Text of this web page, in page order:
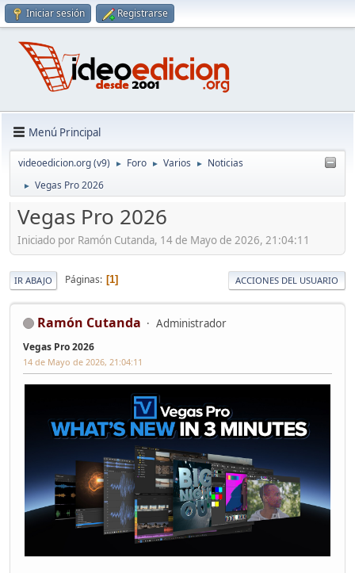
Iniciar sesión Registrarse
Menú Principal
videoedicion.org (v9) ► Foro ► Varios ► Noticias
► Vegas Pro 2026
Vegas Pro 2026
Iniciado por Ramón Cutanda, 14 de Mayo de 2026, 21:04:11
IR ABAJO Páginas 1 ACCIONES DEL USUARIO
Ramón Cutanda Administrador
Vegas Pro 2026
14 de Mayo de 2026, 21:04:11